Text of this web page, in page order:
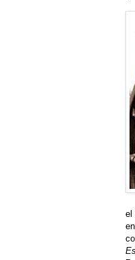
el